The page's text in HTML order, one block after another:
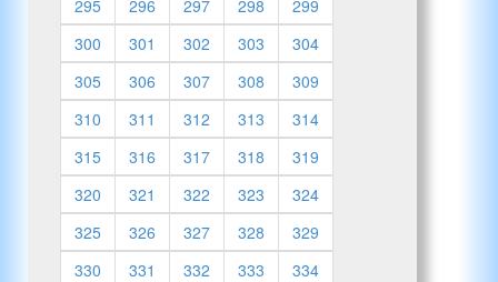
295
296 297 298
299
300
301 302 303
304
305
306 307 308
309
310
311 312 313
314
315
316 317 318
319
320
321 322 323
324
325
326 327 328
329
330
331 332 333
334